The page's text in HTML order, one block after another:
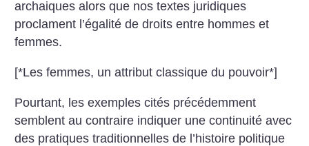
archaiques alors que nos textes juridiques
proclament l’égalité de droits entre hommes et
femmes.
[*Les femmes, un attribut classique du pouvoir*]
Pourtant, les exemples cités précédemment
semblent au contraire indiquer une continuité avec
des pratiques traditionnelles de l’histoire politique